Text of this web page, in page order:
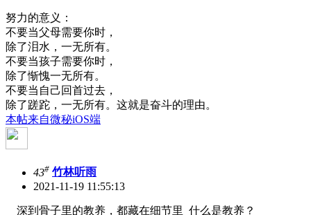
努力的意义：
不要当父母需要你时，
除了泪水，一无所有。
不要当孩子需要你时，
除了惭愧一无所有。
不要当自己回首过去，
除了蹉跎，一无所有。这就是奋斗的理由。
本帖来自微秘iOS端
43# 竹林听雨
2021-11-19 11:55:13
深到骨子里的教养，都藏在细节里 什么是教养？